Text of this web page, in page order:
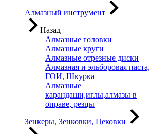
Алмазный инструмент
Назад
Алмазные головки
Алмазные круги
Алмазные отрезные диски
Алмазная и эльборовая паста,
ГОИ, Шкурка
Алмазные
карандаши,иглы,алмазы в
оправе, резцы
Зенкеры, Зенковки, Цековки